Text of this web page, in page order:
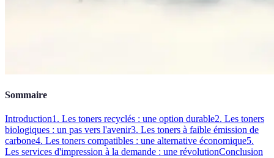
Sommaire
Introduction1. Les toners recyclés : une option durable2. Les toners
biologiques : un pas vers l'avenir3. Les toners à faible émission de
carbone4. Les toners compatibles : une alternative économique5.
Les services d'impression à la demande : une révolutionConclusion